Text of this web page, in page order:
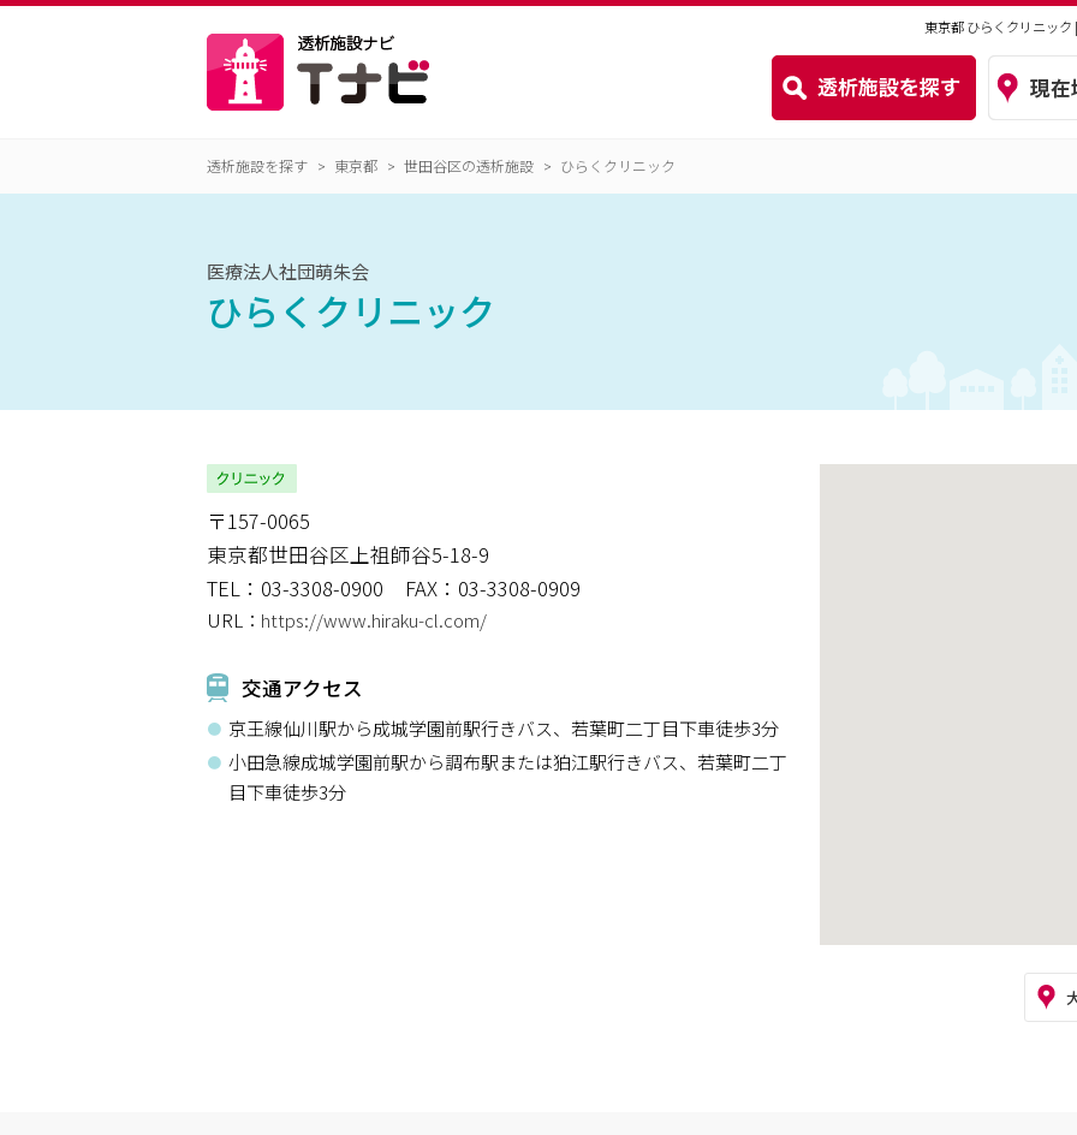
東京都 ひらくクリニッ
透析施設を探す 東京都 世田谷区の透析施設 ひらくクリニック
医療法人社団萌朱会
ひらくクリニック
〒157-0065
東京都世田谷区上祖師谷5-18-9
TEL：03-3308-0900
FAX：03-3308-0909
URL： https://www.hiraku-cl.com/
交通アクセス
京王線仙川駅から成城学園前駅行きバス、若葉町二丁目下車徒歩3分
小田急線成城学園前駅から調布駅または狛江駅行きバス、若葉町二丁
目下車徒歩3分